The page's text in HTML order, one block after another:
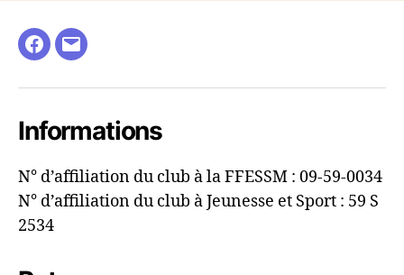
Facebook
E-
Informations
N° d’affiliation du club à la FFESSM : 09-59-0034
N° d’affiliation du club à Jeunesse et Sport : 59 S
2534